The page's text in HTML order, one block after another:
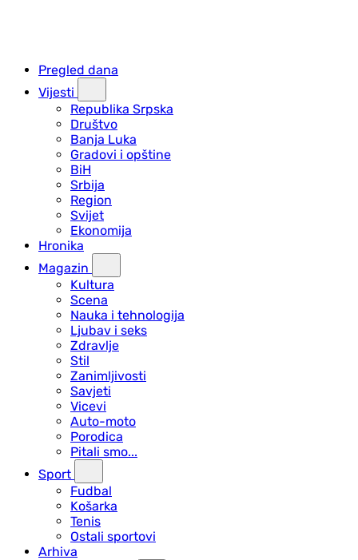
Pregled dana
Vijesti
Republika Srpska
Društvo
Banja Luka
Gradovi i opštine
BiH
Srbija
Region
Svijet
Ekonomija
Hronika
Magazin
Kultura
Scena
Nauka i tehnologija
Ljubav i seks
Zdravlje
Stil
Zanimljivosti
Savjeti
Vicevi
Auto-moto
Porodica
Pitali smo...
Sport
Fudbal
Košarka
Tenis
Ostali sportovi
Arhiva